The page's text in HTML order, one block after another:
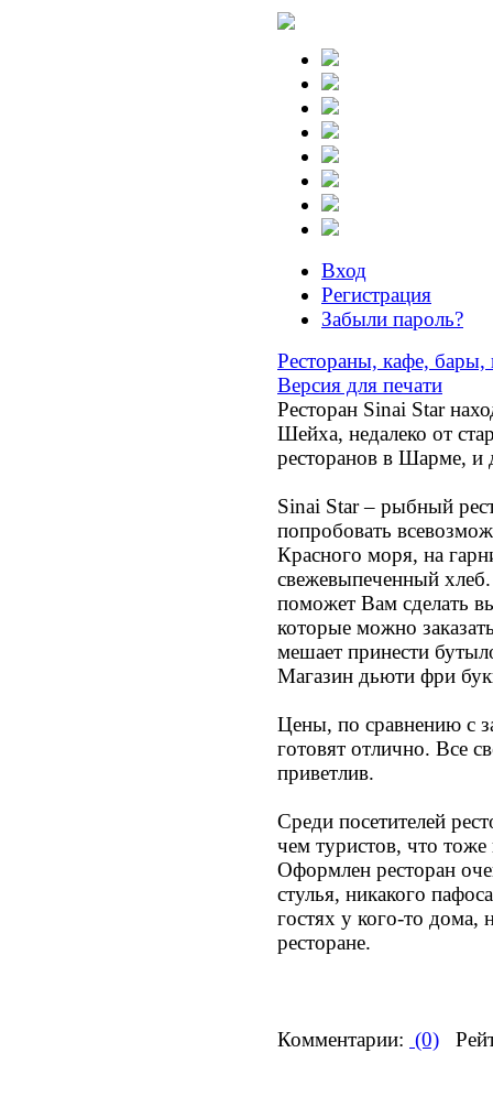
Вход
Регистрация
Забыли пароль?
Рестораны, кафе, бары,
Версия для печати
Ресторан Sinai Star
Шейха, недалеко от
ресторанов в Шарме, и
Sinai Star – рыбный
попробовать
Красного моря, на
свежевыпеченный
поможет Вам сделать
которые можно
мешает принести
Магазин дьюти фри
Цены, по сравнению с
готовят отлично. Все
приветлив.
Среди посетителей
чем туристов, что
Оформлен ресторан
стулья, никакого
гостях у кого-то дома,
ресторане.
Комментарии: (0)